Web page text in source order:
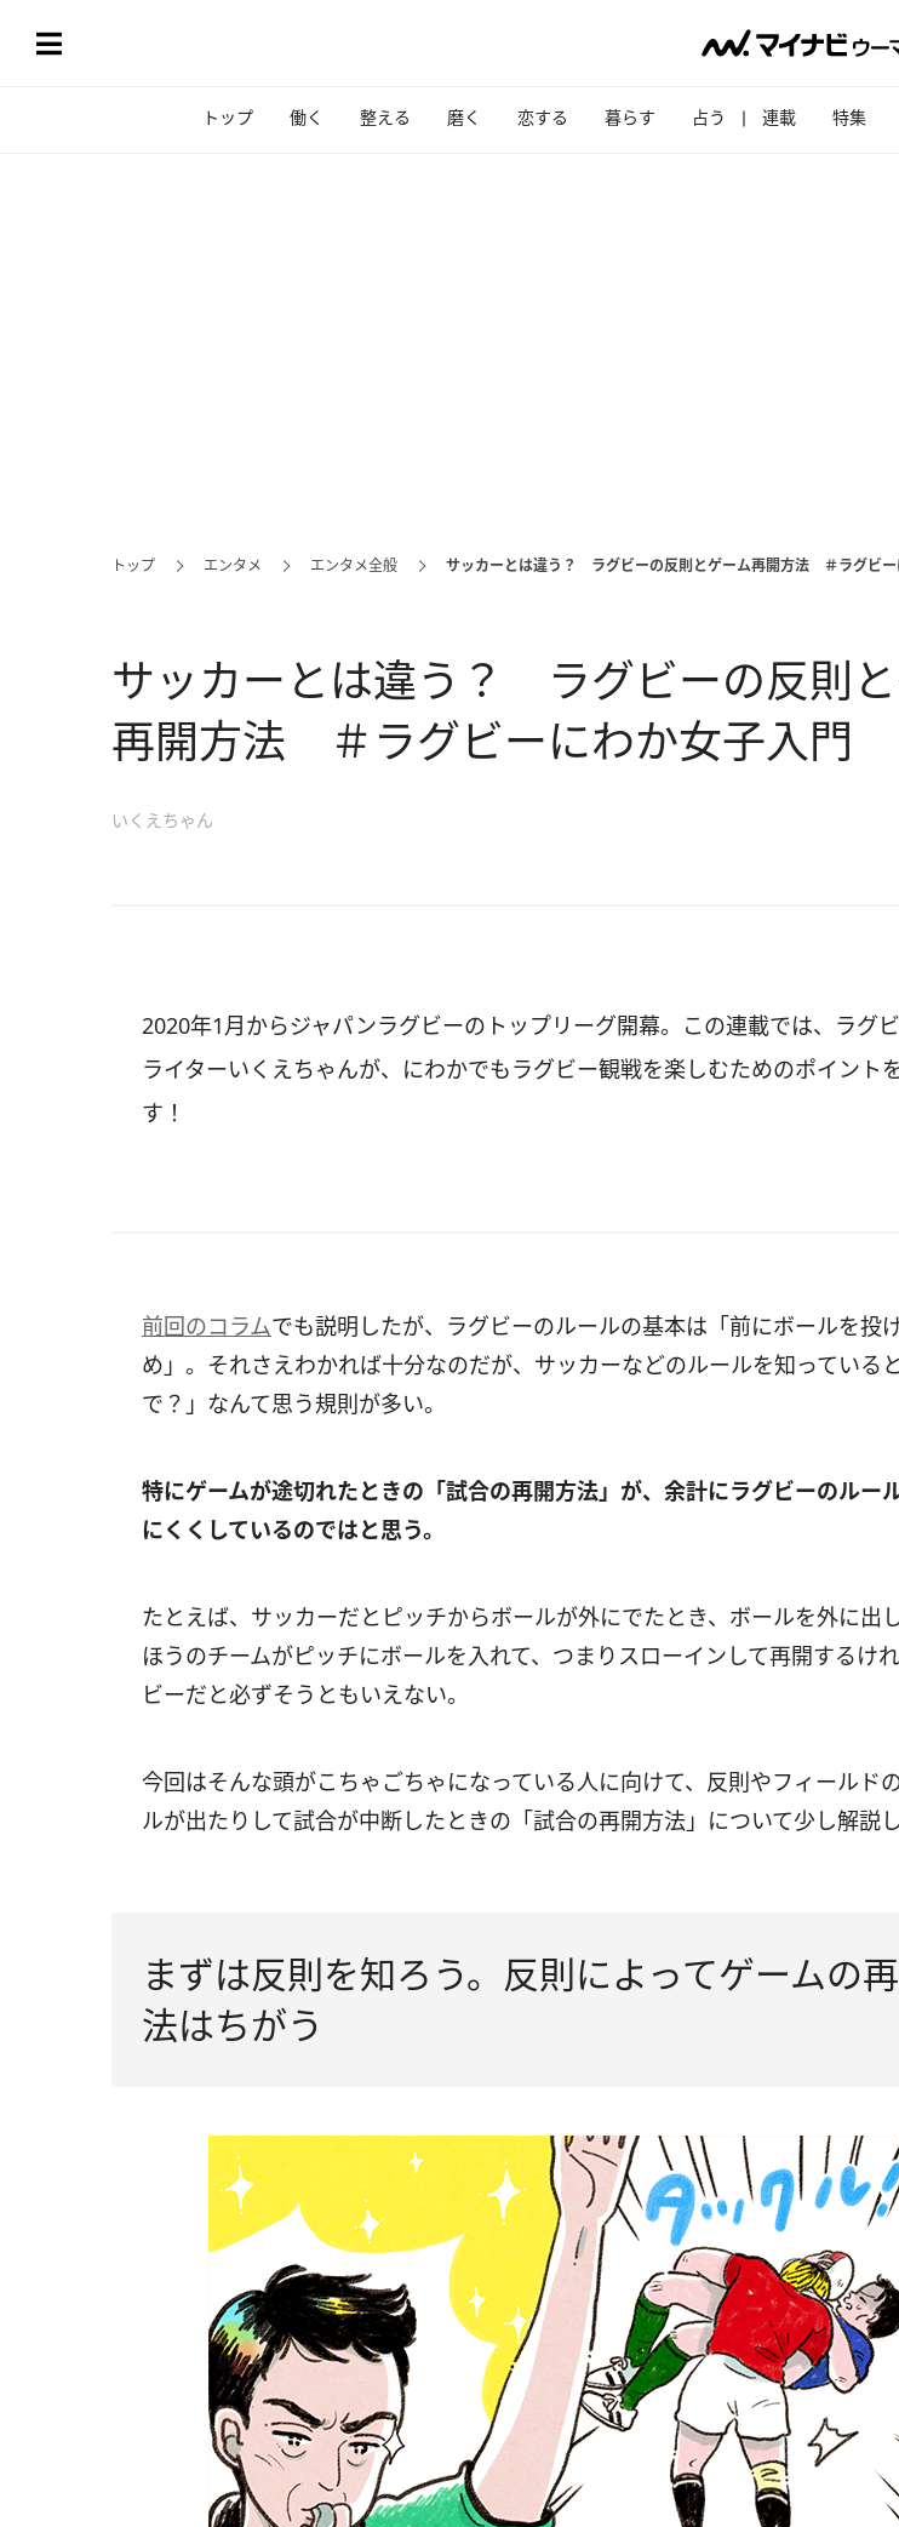
トップ 働く 整える 磨く 恋する 暮らす 占う 連載 特集
トップ エンタメ エンタメ全般 サッカーとは違う？ ラグビーの反則とゲーム再開方法 ＃ラグビー
サッカーとは違う？ ラグビーの反則
再開方法 ＃ラグビーにわか女子入門
いくえちゃん
2020年1月からジャパンラグビーのトップリーグ開幕。この連載では、ラグ
ライターいくえちゃんが、にわかでもラグビー観戦を楽しむためのポイント
す！
前回のコラムでも説明したが、ラグビーのルールの基本は「前にボールを投
め」。それさえわかれば十分なのだが、サッカーなどのルールを知っている
で？」なんて思う規則が多い。
特にゲームが途切れたときの「試合の再開方法」が、余計にラグビーのルー
にくくしているのではと思う。
たとえば、サッカーだとピッチからボールが外にでたとき、ボールを外に出
ほうのチームがピッチにボールを入れて、つまりスローインして再開するけ
ビーだと必ずそうともいえない。
今回はそんな頭がこちゃごちゃになっている人に向けて、反則やフィールド
ルが出たりして試合が中断したときの「試合の再開方法」について少し解説し
まずは反則を知ろう。反則によってゲームの
法はちがう